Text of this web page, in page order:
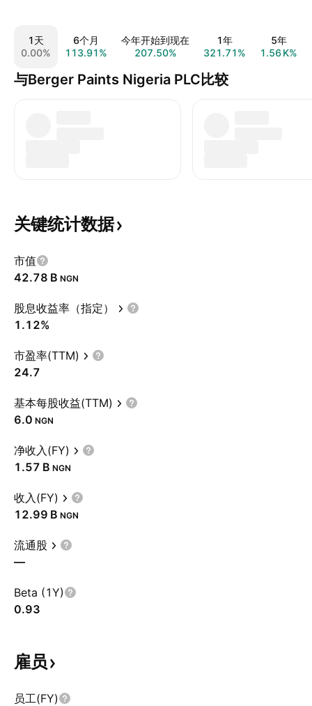
1天
0.00%
6个月
113.91%
今年开始到现在
207.50%
1年
321.71%
5年
‪1.56 K‬%
与Berger Paints Nigeria PLC比较
关键统计数据
市值
‪42.78 B‬ NGN
股息收益率（指定）
1.12%
市盈率(TTM)
24.7
基本每股收益(TTM)
6.0 NGN
净收入(FY)
‪1.57 B‬ NGN
收入(FY)
‪12.99 B‬ NGN
流通股
—
Beta (1Y)
0.93
雇员
员工(FY)